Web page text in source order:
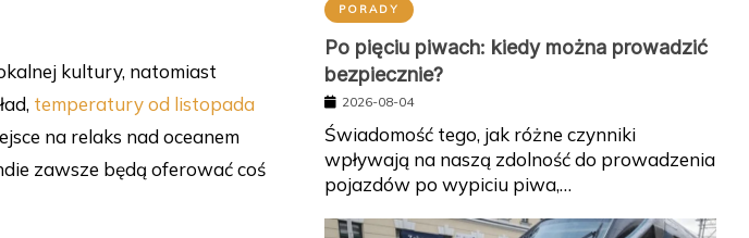
kultury, natomiast
temperatury od listopada
na relaks nad oceanem
zawsze będą oferować coś
PORADY
Po pięciu piwach: kiedy można prowadzić
bezpiecznie?
2026-08-04
Świadomość tego, jak różne czynniki
wpływają na naszą zdolność do prowadzenia
pojazdów po wypiciu piwa,…